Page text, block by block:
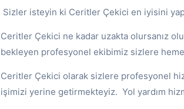
Sizler isteyin ki Ceritler Çekici en iyisini
Ceritler Çekici ne kadar uzakta olursanız
bekleyen profesyonel ekibimiz sizlere
Ceritler Çekici olarak sizlere profesyonel
işimizi yerine getirmekteyiz. Yol yardım